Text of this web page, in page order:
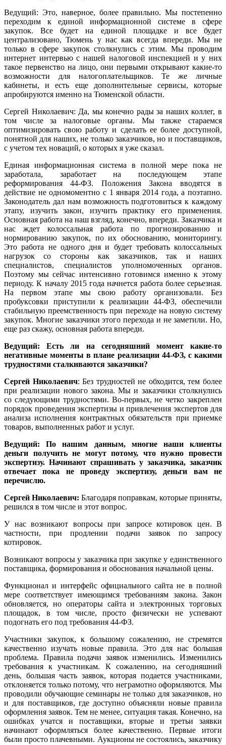
Ведущий: Это, наверное, более правильно. Мы постепенно
переходим к единой информационной системе в сфере
закупок. Все будет на единой площадке и все будет
централизовано, Тюмень у нас как всегда впереди. Мы не
только в сфере закупок столкнулись с этим. Мы проводим
интернет интервью с нашей налоговой инспекцией и у них
такое первенство на лицо, они первыми открывают какие-то
возможности для налогоплательщиков. Те же личные
кабинеты, и есть еще дополнительные сервисы, которые
апробируются именно на Тюменской области.
Сергей Николаевич: Да, мы конечно рады за наших коллег, в
том числе за налоговые органы. Мы также стараемся
оптимизировать свою работу и сделать ее более доступной,
понятной для наших, не только заказчиков, но и поставщиков,
с учетом тех новаций, о которых я уже сказал.
Единая информационная система в полной мере пока не
заработала, заработает на последующем этапе
реформирования 44-ФЗ. Положения Закона вводятся в
действие не одномоментно с 1 января 2014 года, а поэтапно.
Законодатель дал нам возможность подготовиться к каждому
этапу, изучить закон, изучить практику его применения.
Основная работа на наш взгляд, конечно, впереди. Заказчика и
нас ждет колоссальная работа по прогнозированию и
нормированию закупок, по их обоснованию, мониторингу.
Это работа не одного дня и будет требовать колоссальных
нагрузок со стороны как заказчиков, так и наших
специалистов, специалистов уполномоченных органов.
Поэтому мы сейчас интенсивно готовимся именно к этому
периоду. К началу 2015 года начнется работа более серьезная.
На первом этапе мы свою работу организовали. Без
пробуксовки приступили к реализации 44-ФЗ, обеспечили
стабильную преемственность при переходе на новую систему
закупок. Многие заказчики этого перехода и не заметили. Но,
еще раз скажу, основная работа впереди.
Ведущий: Есть ли на сегодняшний момент какие-то
негативные моменты в плане реализации 44-ФЗ, с какими
трудностями сталкиваются заказчики?
Сергей Николаевич: Без трудностей не обходится, тем более
при реализации нового закона. Мы и заказчики столкнулись
со следующими трудностями. Во-первых, не четко закреплен
порядок проведения экспертизы и привлечения экспертов для
анализа исполнения контрактных обязательств при приемке
товаров, выполненных работ и услуг.
Ведущий: По нашим данным, многие наши клиенты
деньги получить не могут потому, что нужно провести
экспертизу. Начинают спрашивать у заказчика, заказчик
отвечает пока не проведу экспертизу, деньги вам не
перечислю.
Сергей Николаевич: Благодаря поправкам, которые приняты,
решился в том числе и этот вопрос.
У нас возникают вопросы при запросе котировок цен. В
частности, при продлении подачи заявок по запросу
котировок.
Возникают вопросы у заказчика при закупке у единственного
поставщика, формирования и обоснования начальной цены.
Функционал и интерфейс официального сайта не в полной
мере соответствует имеющимся требованиям закона. Закон
обновляется, но операторы сайта и электронных торговых
площадок, в том числе, просто физически не успевают
подогнать его под требования 44-ФЗ.
Участники закупок, к большому сожалению, не стремятся
качественно изучать новые правила. Это для нас большая
проблема. Правила подачи заявок изменились. Изменились
требования к участникам. К сожалению, на сегодняшний
день, большая часть заявок, которая подается участниками,
отклоняется только потому, что неграмотно оформляются. Мы
проводили обучающие семинары не только для заказчиков, но
и для поставщиков, где доступно объясняли новые правила
оформления заявок. Тем не менее, ситуация такая. Конечно, на
ошибках учатся и поставщики, вторые и третьи заявки
начинают оформляться более качественно. Первые итоги
были просто плачевными. Аукционы не состоялись, заказчику